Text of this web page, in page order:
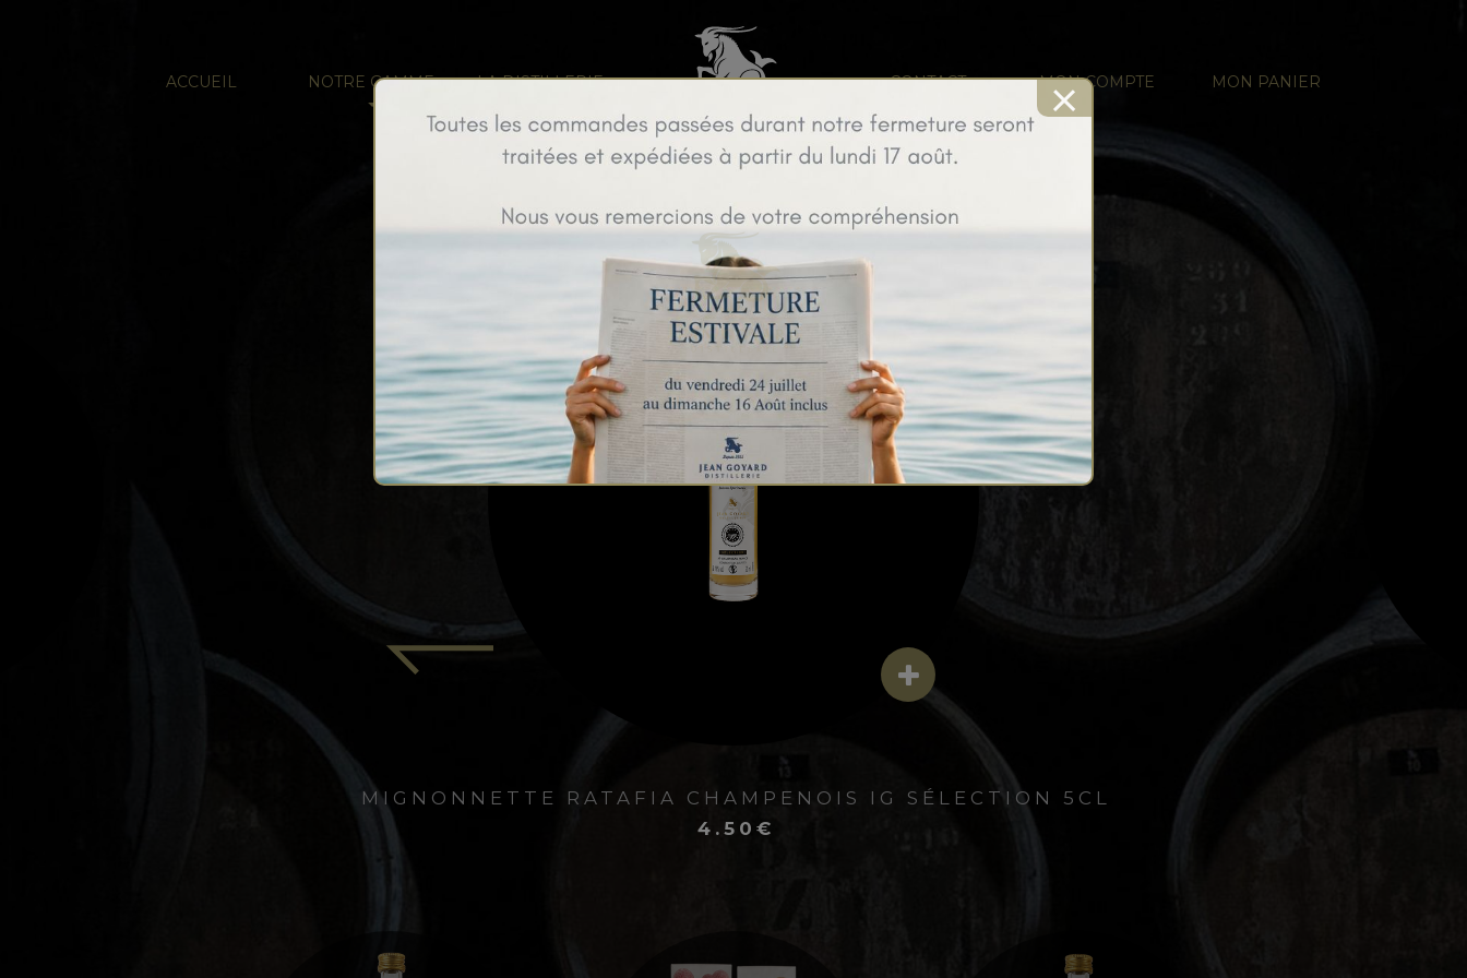
×
ACCUEIL NOTRE GAMME LA DISTILLERIE CONTACT MON COMPTE MON PANIER
Mignonnettes
MIGNONNETTE RATAFIA CHAMPENOIS IG SÉLECTION 5CL
4.50€
MIGNONNETTE RATAFIA CHAMPENOIS IG SÉLECTION
PRÉSENTATION :
FOIE GRAS, MELON OU FROMAGE À PÂTE PERSILLÉE : CETTE ÉLÉGANTE CUVÉE SE MARIE DÉLICATEMENT